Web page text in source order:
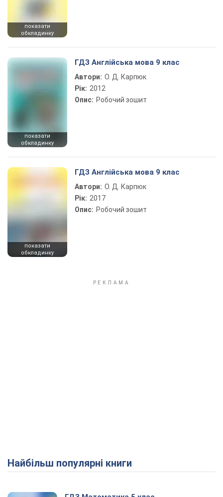
показати
обкладинку
показати
обкладинку
ГДЗ Англійська мова 9 клас
Автори: О. Д. Карпюк
Рік: 2012
Опис: Робочий зошит
показати
обкладинку
ГДЗ Англійська мова 9 клас
Автори: О. Д. Карпюк
Рік: 2017
Опис: Робочий зошит
Найбільш популярні книги